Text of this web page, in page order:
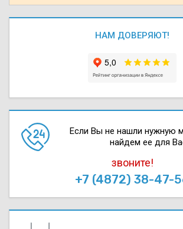
НАМ ДОВЕРЯЮТ!
Если Вы не нашли нужную
найдем ее для
звоните!
+7 (4872) 38-47-